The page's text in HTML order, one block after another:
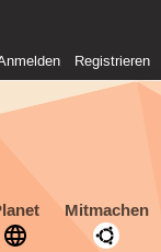
Registrieren
Mitmachen